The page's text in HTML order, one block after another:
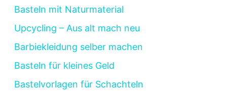
Basteln mit Naturmaterial
Upcycling – Aus alt mach neu
Barbiekleidung selber machen
Basteln für kleines Geld
Bastelvorlagen für Schachteln